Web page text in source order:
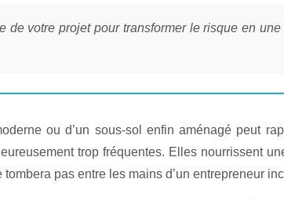
votre projet pour transformer le risque en
ou d’un sous-sol enfin aménagé peut
trop fréquentes. Elles nourrissent
pas entre les mains d’un entrepreneur